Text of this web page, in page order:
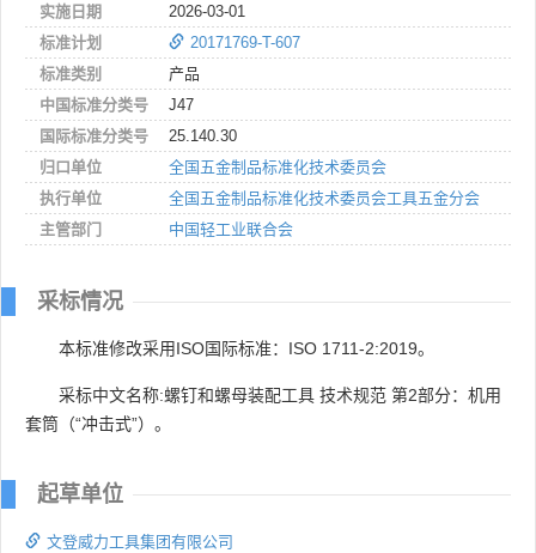
实施日期
2026-03-01
标准计划
20171769-T-607
标准类别
产品
中国标准分类号
J47
国际标准分类号
25.140.30
归口单位
全国五金制品标准化技术委员会
执行单位
全国五金制品标准化技术委员会工具五金分会
主管部门
中国轻工业联合会
采标情况
本标准修改采用ISO国际标准：ISO 1711-2:2019。
采标中文名称:螺钉和螺母装配工具 技术规范 第2部分：机用
套筒（“冲击式”）。
起草单位
文登威力工具集团有限公司